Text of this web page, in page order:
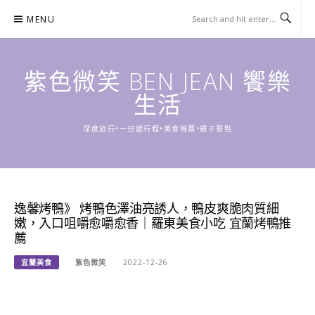
content
MENU
紫色微笑 BEN JEAN 饗樂
生活
深度旅行•一日遊行程•美食推薦•親子景點
逸馨烤鴨》 烤鴨色澤油亮誘人，鴨皮爽脆肉質細
嫩，入口咀嚼愈嚼愈香｜羅東美食小吃 宜蘭烤鴨推
薦
宜蘭美食 紫色微笑 2022-12-26